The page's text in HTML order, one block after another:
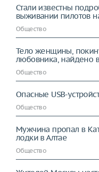
Стали известны
выживании пилотов
Общество
Тело женщины,
любовника, найдено
Общество
Опасные USB-
Общество
Мужчина пропал в
лодки в Алтае
Общество